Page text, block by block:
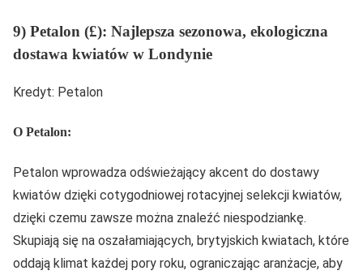
9) Petalon (£): Najlepsza sezonowa, ekologiczna
dostawa kwiatów w Londynie
Kredyt: Petalon
O Petalon:
Petalon wprowadza odświeżający akcent do dostawy
kwiatów dzięki cotygodniowej rotacyjnej selekcji kwiatów,
dzięki czemu zawsze można znaleźć niespodziankę.
Skupiają się na oszałamiających, brytyjskich kwiatach, które
oddają klimat każdej pory roku, ograniczając aranżacje, aby